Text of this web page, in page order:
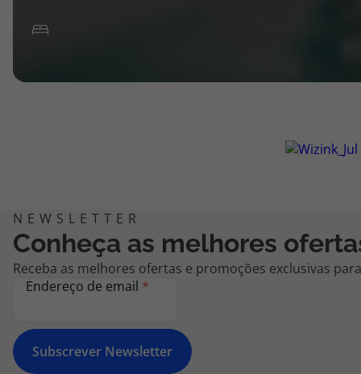
Conheça as melhores
Receba as melhores ofertas e promoções exclusivas
Endereço de email *
Subscrever Newsletter